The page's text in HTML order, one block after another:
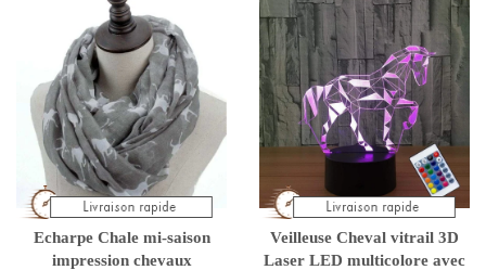
Echarpe Chale mi-saison
impression chevaux
Veilleuse Cheval vitrail 3D
Laser LED multicolore avec